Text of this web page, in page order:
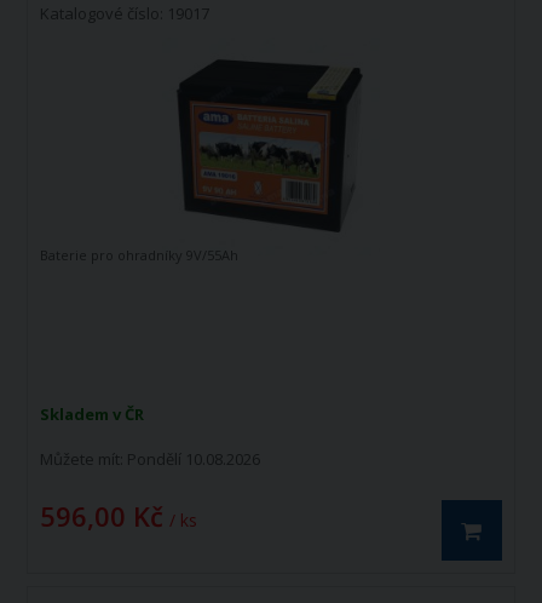
Katalogové číslo: 19017
Skladem v ČR
Můžete mít: Pondělí 10.08.2026
596,00 Kč / ks
Baterie pro ohradníky 9V/55Ah